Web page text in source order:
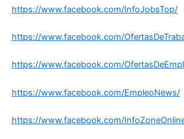
https://www.facebook.com/InfoJobsTop/
https://www.facebook.com/
https://www.facebook.com/
https://www.facebook.com/EmpleoNews/
https://www.facebook.com/